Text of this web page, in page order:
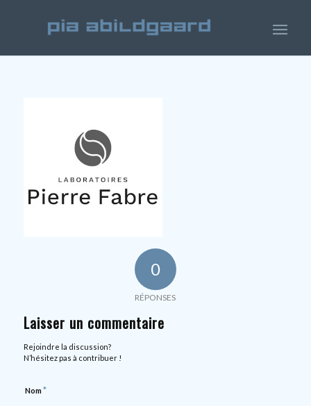
0
RÉPONSES
Laisser un commentaire
Rejoindre la discussion?
N’hésitez pas à contribuer !
Nom*